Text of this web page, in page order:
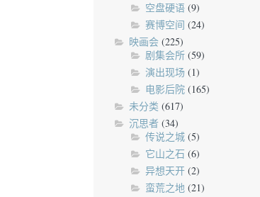
空盘硬语(9)
赛博空间 (24)
映画会(225)
剧集会所(59)
演出现场 (1)
电影后院(165)
未分类 (617)
沉思者(34)
传说之城(5)
它山之石 (6)
异想天开(2)
蛮荒之地(21)